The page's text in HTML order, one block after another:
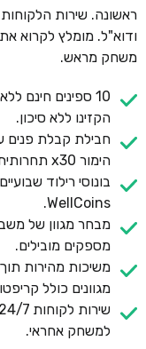
ודוא"ל. מומלץ לקרוא
משחק מראש.
10 ספינים
הקזינו ללא סיכון.
הימור x30 תחרותית.
WellCoins.
מבחר מגוון של
מספקים מובילים.
מגוונים כולל
למשחק אחראי.